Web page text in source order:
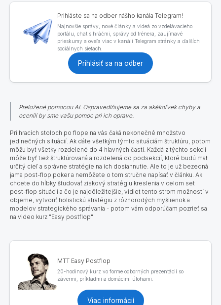
Prihláste sa na odber nášho kanála Telegram!
Najnovšie správy, nové články a videá zo vzdelávacieho
portálu, chat s hráčmi, správy od trénera, zaujímavé
prieskumy a oveľa viac v kanáli Telegram stránky a ďalších
sociálnych sieťach.
Prihlásiť sa na odber
Preložené pomocou AI. Ospravedlňujeme sa za akékoľvek chyby a
ocenili by sme vašu pomoc pri ich oprave.
Pri hracích stoloch po flope na vás čaká nekonečné množstvo
jedinečných situácií. Ak dáte všetkým týmto situáciám štruktúru, potom
môžu byť všetky rozdelené do 4 hlavných častí. Každá z týchto sekcií
môže byť tiež štruktúrovaná a rozdelená do podsekcií, ktoré budú mať
určitý cieľ a správne stratégie na ich dosiahnutie. Ale to je už bezedná
jama post-flop poker a nemôžete o tom stručne napísať v článku Ak
chcete do hĺbky študovať ziskový stratégiu kreslenia v celom set
post-flop situácií a čo je najdôležitejšie, vidieť tento strom možností v
objeme, vytvoriť holistickú stratégiu z rôznorodých myšlienok a
modelov strategického správania - potom vám odporúčam pozrieť sa
na video kurz "Easy postflop"
MTT Easy Postflop
20-hodinový kurz vo forme odborných prezentácií so
závermi, príkladmi a domácimi úlohami.
Viac informácií